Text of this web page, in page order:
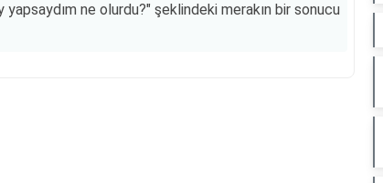
ne olurdu?" şeklindeki merakın bir sonucu